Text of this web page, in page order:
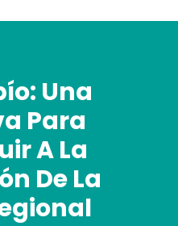
Una
Para
A La
De La